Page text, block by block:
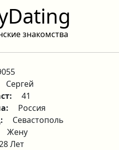
знакомства
Сергей
41
Россия
Севастополь
Жену
Лет